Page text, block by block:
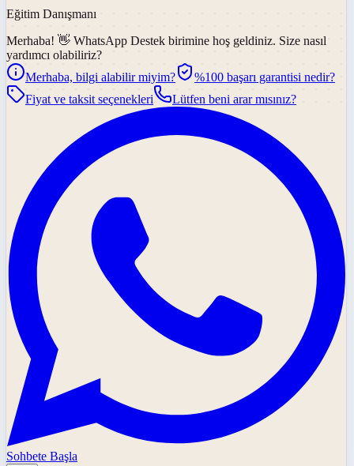
Eğitim Danışmanı
Merhaba! 👋 WhatsApp Destek birimine hoş geldiniz. Size nasıl
yardımcı olabiliriz?
Merhaba, bilgi alabilir miyim?
%100 başarı garantisi nedir?
Fiyat ve taksit seçenekleri
Lütfen beni arar mısınız?
Sohbete Başla